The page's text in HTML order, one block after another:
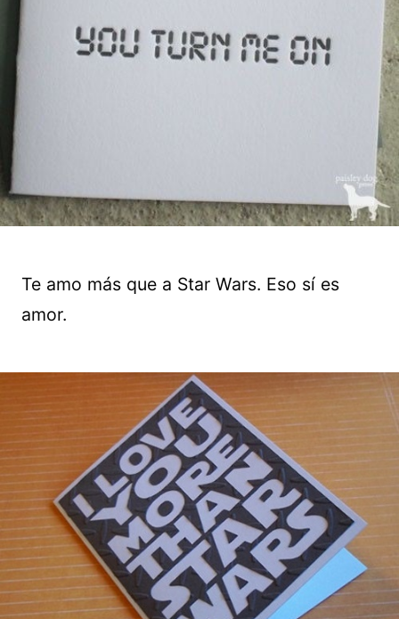
Te amo más que a Star Wars. Eso sí es
amor.